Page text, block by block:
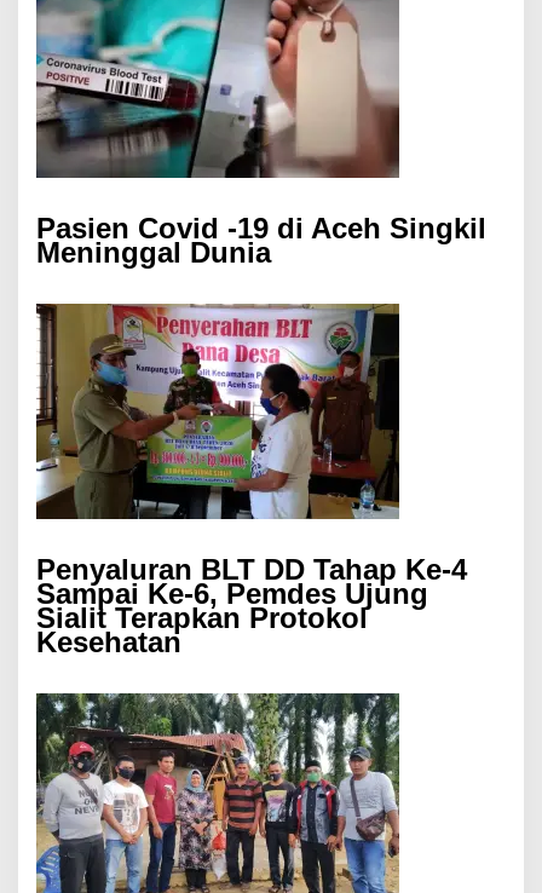
Pasien Covid -19 di Aceh Singkil
Meninggal Dunia
Penyaluran BLT DD Tahap Ke-4
Sampai Ke-6, Pemdes Ujung
Sialit Terapkan Protokol
Kesehatan